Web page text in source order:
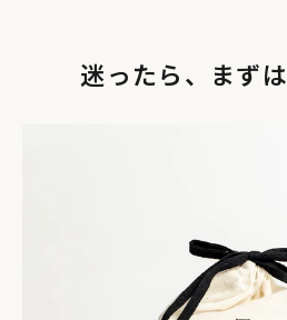
迷ったら、まずは